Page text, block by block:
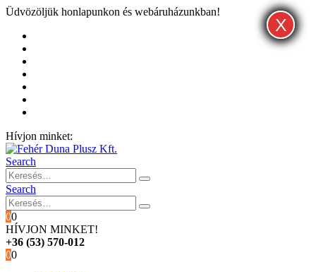
Üdvözöljük honlapunkon és webáruházunkban!
Hívjon minket:
Search
Search
00
HÍVJON MINKET!
+36 (53) 570-012
00
X
X
X